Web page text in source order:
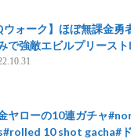
ウォーク】ほぼ無課金勇
で強敵エビルプリースト
ヤローの10連ガチャ
10 shot gacha#